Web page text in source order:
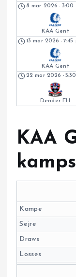
8 mar 2026 - 3:00
KAA Gent
13 mar 2026 -7:45
KAA Gent
22 mar 2026 -
Dender EH
KAA
Kampe
Sejre
Draws
Losses